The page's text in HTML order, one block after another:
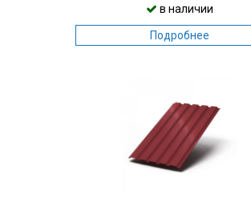
в наличии
Подробнее